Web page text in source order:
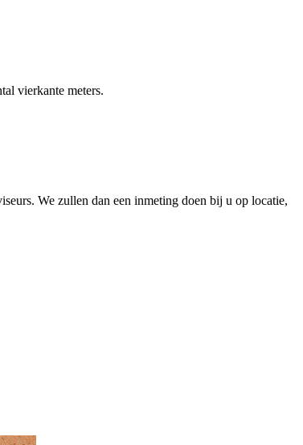
vierkante meters.
We zullen dan een inmeting doen bij u op locatie,